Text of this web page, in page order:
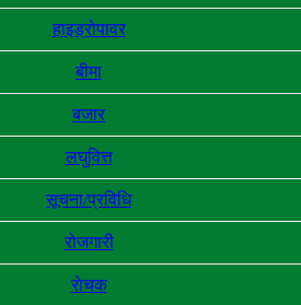
हाइड्रोपावर
बीमा
बजार
लघुवित्त
सूचना/प्रविधि
रोजगारी
राेचक